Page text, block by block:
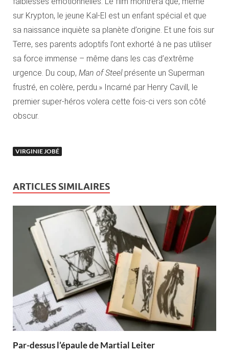
sur Krypton, le jeune Kal-El est un enfant spécial et que
sa naissance inquiète sa planète d’origine. Et une fois sur
Terre, ses parents adoptifs l’ont exhorté à ne pas utiliser
sa force immense – même dans les cas d’extrême
urgence. Du coup, Man of Steelprésente un Superman
frustré, en colère, perdu.» Incarné par Henry Cavill, le
premier super-héros volera cette fois-ci vers son côté
obscur.
VIRGINIE JOBÉ
ARTICLES SIMILAIRES
Par-dessus l’épaule de Martial Leiter